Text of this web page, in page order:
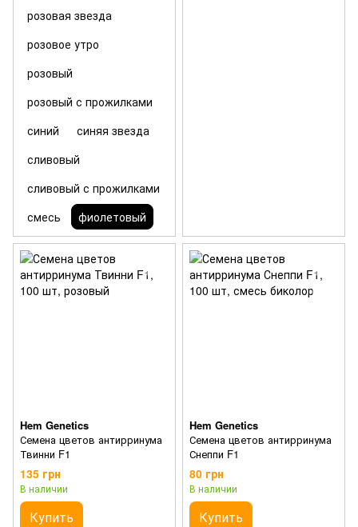
розовая звезда
розовое утро
розовый
розовый с прожилками
синий
синяя звезда
сливовый
сливовый с прожилками
смесь
фиолетовый
Hem Genetics
Семена цветов антирринума
Твинни F1
135 грн
В наличии
Купить
Hem Genetics
Семена цветов антирринума
Снеппи F1
80 грн
В наличии
Купить